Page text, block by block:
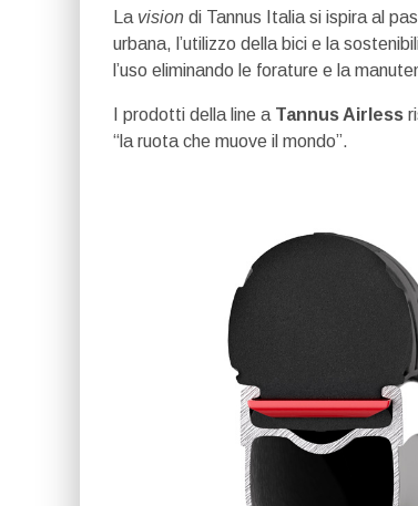
La vision di Tannus Italia si ispira al
urbana, l’utilizzo della bici e la
l’uso eliminando le forature e la
I prodotti della line a Tannus Airless
“la ruota che muove il mondo”.